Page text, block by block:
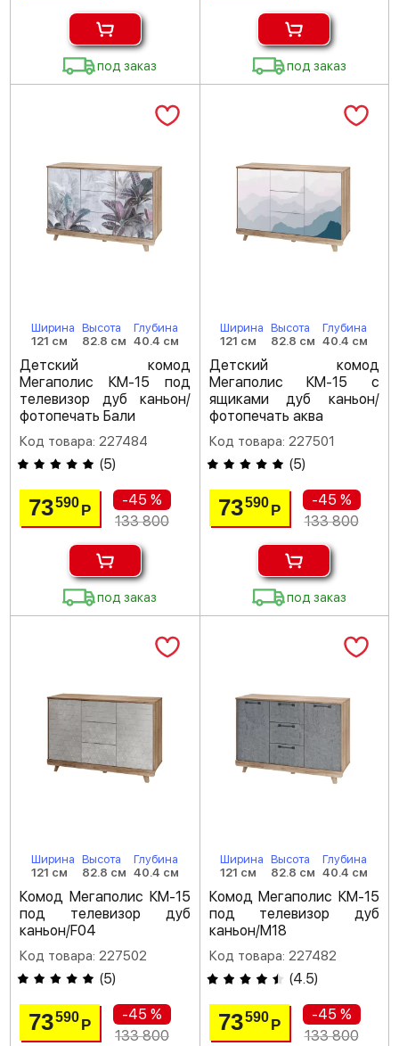
под заказ под заказ
Ширина
121 см
Высота
82.8 см
Глубина
40.4 см
Детский комод
Мегаполис КМ-15 под
телевизор дуб каньон/
фотопечать Бали
Код товара: 227484
(5)
73590 Р
-45 %
133 800
под заказ
Ширина
121 см
Высота
82.8 см
Глубина
40.4 см
Детский комод
Мегаполис КМ-15 с
ящиками дуб каньон/
фотопечать аква
Код товара: 227501
(5)
73590 Р
-45 %
133 800
под заказ
Ширина
121 см
Высота
82.8 см
Глубина
40.4 см
Комод Мегаполис КМ-15
под телевизор дуб
каньон/F04
Код товара: 227502
(5)
73590 Р
-45 %
133 800
Ширина
121 см
Высота
82.8 см
Глубина
40.4 см
Комод Мегаполис КМ-15
под телевизор дуб
каньон/M18
Код товара: 227482
(4.5)
73590 Р
-45 %
133 800